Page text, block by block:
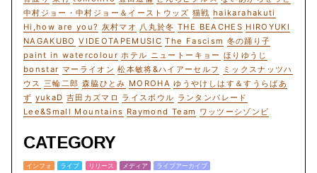
中村ジョー・中村ジョー＆イーストウッズ 猫戦 haikarahakuti
Hi,how are you? 灰村マオ 八丸於冬 THE BEACHES HIROYUKI
NAGAKUBO VIDEOTAPEMUSIC The Fascism 冬の踊り子
paint in watercolour ホテル ニュートーキョー ほりゆうじ
bonstar マーライオン 松本敏将&ハイアーセルフ
ミックスナッツハ
ウス 三輪二郎 森脇ひとみ MOROHA ゆうやけしはす＆すうらばあ
ず yukaD 吉田カズマロ ライスボウル ランタンパレード
Lee&Small Mountains Raymond Team ワッツーシゾンビ
CATEGORY
インフォ ライブ リリース メディア ライブアーカイブ